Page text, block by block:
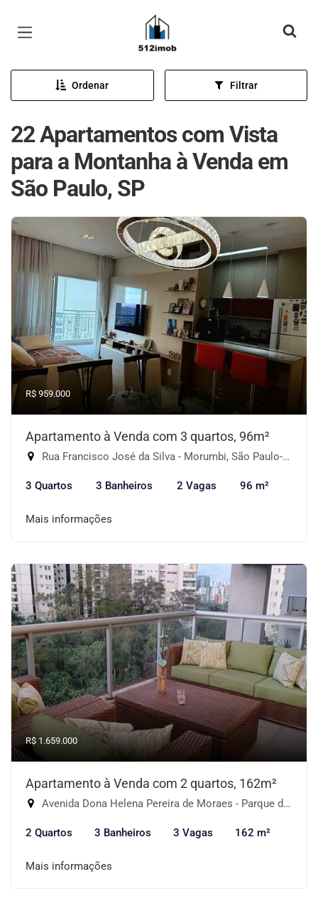
Página inicial
Ordenar Filtrar
22 Apartamentos com Vista
para a Montanha à Venda em
São Paulo, SP
R$ 959.000
Apartamento à Venda com 3 quartos, 96m²
Rua Francisco José da Silva - Morumbi, São Paulo-SP
3 Quartos 3 Banheiros 2 Vagas 96 m²
Mais informações
R$ 1.659.000
Apartamento à Venda com 2 quartos, 162m²
Avenida Dona Helena Pereira de Moraes - Parque do Morumbi, São Paulo-SP
2 Quartos 3 Banheiros 3 Vagas 162 m²
Mais informações